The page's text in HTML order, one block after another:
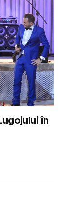
în